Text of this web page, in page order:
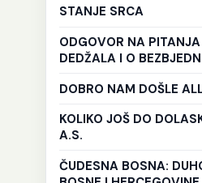
STANJE SRCA
ODGOVOR NA
DEDŽALA I O
DOBRO NAM DOŠLE
KOLIKO JOŠ DO
A.S.
ČUDESNA BOSNA: